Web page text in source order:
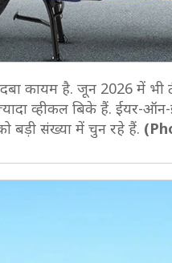
कायम है. जून 2026 में
व्हीकल बिके हैं. ईयर-
बड़ी संख्या में चुन रहे हैं.